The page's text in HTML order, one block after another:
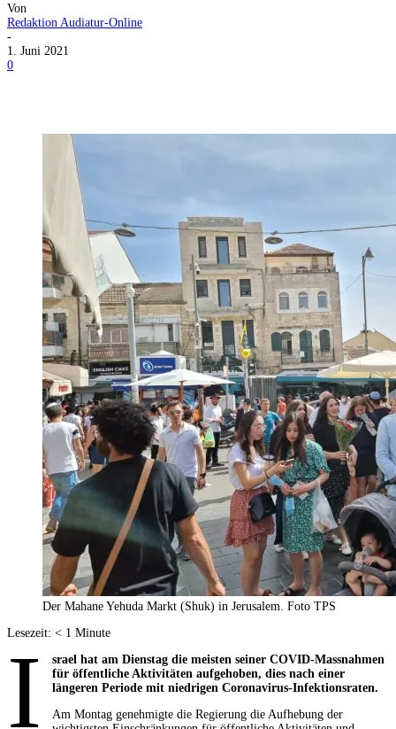
Von
Redaktion Audiatur-Online
-
1. Juni 2021
0
Der Mahane Yehuda Markt (Shuk) in Jerusalem. Foto TPS
Lesezeit: < 1 Minute
I
srael hat am Dienstag die meisten seiner COVID-Massnahmen
für öffentliche Aktivitäten aufgehoben, dies nach einer
längeren Periode mit niedrigen Coronavirus-Infektionsraten.
Am Montag genehmigte die Regierung die Aufhebung der